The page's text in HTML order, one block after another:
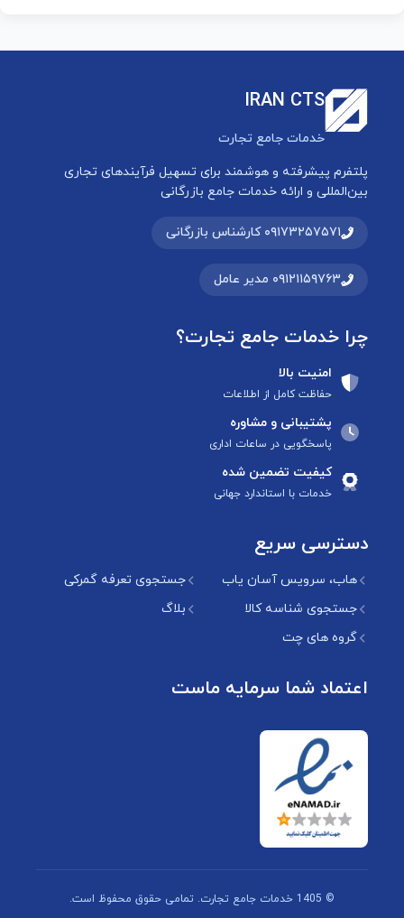
IRAN CTS
خدمات جامع تجارت
پلتفرم پیشرفته و هوشمند برای تسهیل فرآیندهای تجاری
بین‌المللی و ارائه خدمات جامع بازرگانی
۰۹۱۷۳۲۵۷۵۷۱ کارشناس بازرگانی
۰۹۱۲۱۱۵۹۷۶۳ مدیر عامل
چرا خدمات جامع تجارت؟
امنیت بالا
حفاظت کامل از اطلاعات
پشتیبانی و مشاوره
پاسخگویی در ساعات اداری
کیفیت تضمین شده
خدمات با استاندارد جهانی
دسترسی سریع
هاب، سرویس آسان یاب
جستجوی تعرفه گمرکی
جستجوی شناسه کالا
بلاگ
گروه های چت
اعتماد شما سرمایه ماست
© 1405 خدمات جامع تجارت. تمامی حقوق محفوظ است.